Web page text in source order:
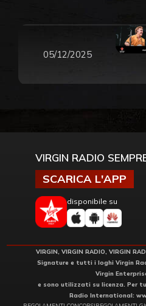
05/12/2025
VIRGIN RADIO
SCARICA L'APP
disponibile su
VIRGIN, VIRGIN RADIO, VIRGIN
Signature e tutti i loghi Virgin
Virgin
e sono utilizzati su licenza. Per
Radio International: